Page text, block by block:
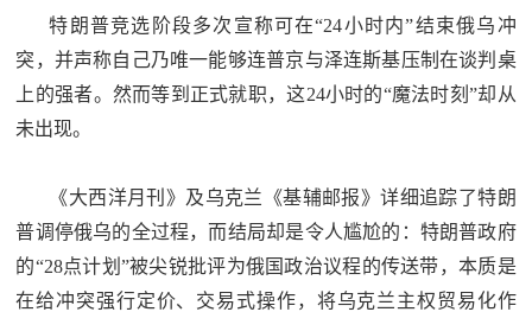
特朗普竞选阶段多次宣称可在“24小时内”结束俄乌冲
突，并声称自己乃唯一能够连普京与泽连斯基压制在谈判桌
上的强者。然而等到正式就职，这24小时的“魔法时刻”却从
未出现。
《大西洋月刊》及乌克兰《基辅邮报》详细追踪了特朗
普调停俄乌的全过程，而结局却是令人尴尬的：特朗普政府
的“28点计划”被尖锐批评为俄国政治议程的传送带，本质是
在给冲突强行定价、交易式操作，将乌克兰主权贸易化作